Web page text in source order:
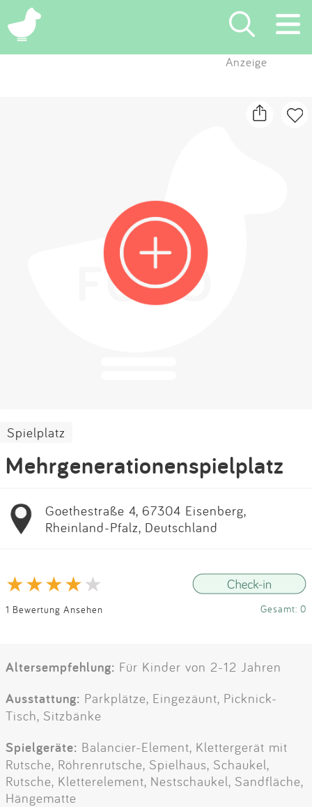
×
Blog
Partner
Kontakt
Impressum
Anzeige
Spielplatz
Mehrgenerationenspielplatz
Goethestraße 4, 67304 Eisenberg,
Rheinland-Pfalz, Deutschland
1 Bewertung Ansehen Gesamt: 0
Altersempfehlung: Für Kinder von 2-12 Jahren
Ausstattung: Parkplätze, Eingezäunt, Picknick-
Tisch, Sitzbänke
Spielgeräte: Balancier-Element, Klettergerät mit
Rutsche, Röhrenrutsche, Spielhaus, Schaukel,
Rutsche, Kletterelement, Nestschaukel, Sandfläche,
Hängematte